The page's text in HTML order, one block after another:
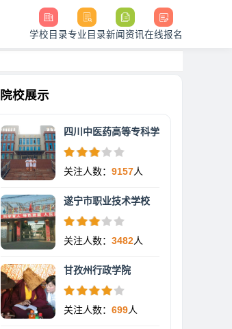
学校目录专业目录新闻资讯在线报名
院校展示
四川中医药高等专科学
关注人数： 9157人
遂宁市职业技术学校
关注人数： 3482人
甘孜州行政学院
关注人数： 699人